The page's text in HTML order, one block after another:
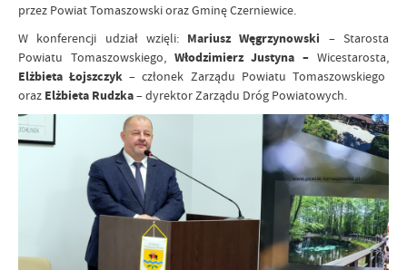
przez Powiat Tomaszowski oraz Gminę Czerniewice.
W konferencji udział wzięli: Mariusz Węgrzynowski – Starosta
Powiatu Tomaszowskiego, Włodzimierz Justyna – Wicestarosta,
Elżbieta Łojszczyk– członek Zarządu Powiatu Tomaszowskiego
oraz Elżbieta Rudzka– dyrektor Zarządu Dróg Powiatowych.